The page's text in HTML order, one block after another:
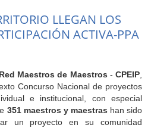
LLEGAN LOS
ACTIVA-PPA
Red Maestros de Maestros - CPEIP
Concurso Nacional de proyectos
e institucional, con especial
351 maestros y maestras han sido
un proyecto en su comunidad